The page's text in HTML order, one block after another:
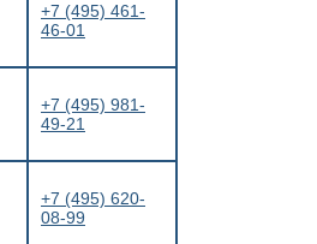
+7 (495) 461-
46-01
+7 (495) 981-
49-21
+7 (495) 620-
08-99